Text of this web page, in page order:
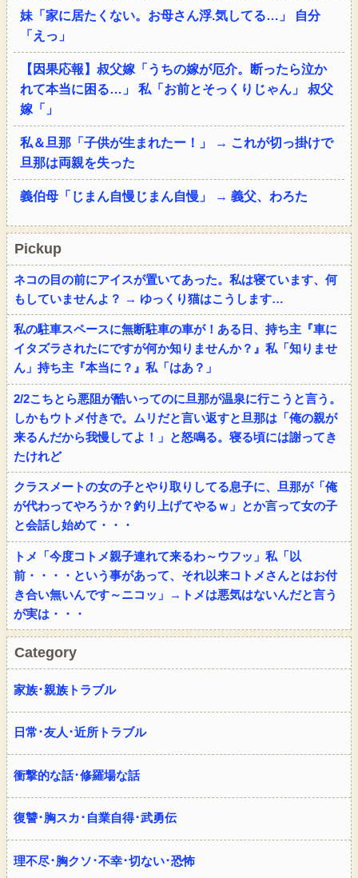
妹「家に居たくない。お母さん浮.気してる…」 自分
「えっ」
【因果応報】叔父嫁「うちの嫁が厄介。断ったら泣か
れて本当に困る…」 私「お前とそっくりじゃん」 叔父
嫁「」
私＆旦那「子供が生まれたー！」 → これが切っ掛けで
旦那は両親を失った
義伯母「じまん自慢じまん自慢」 → 義父、わろた
Pickup
ネコの目の前にアイスが置いてあった。私は寝ています、何
もしていませんよ？ → ゆっくり猫はこうします…
私の駐車スペースに無断駐車の車が！ある日、持ち主『車に
イタズラされたにですが何か知りませんか？』私「知りませ
ん」持ち主『本当に？』私「はあ？」
2/2こちとら悪阻が酷いってのに旦那が温泉に行こうと言う。
しかもウトメ付きで。ムリだと言い返すと旦那は「俺の親が
来るんだから我慢してよ！」と怒鳴る。寝る頃には謝ってき
たけれど
クラスメートの女の子とやり取りしてる息子に、旦那が「俺
が代わってやろうか？釣り上げてやるｗ」とか言って女の子
と会話し始めて・・・
トメ「今度コトメ親子連れて来るわ～ウフッ」私「以
前・・・・という事があって、それ以来コトメさんとはお付
き合い無いんです～ニコッ」→トメは悪気はないんだと言う
が実は・・・
Category
家族･親族トラブル
日常･友人･近所トラブル
衝撃的な話･修羅場な話
復讐･胸スカ･自業自得･武勇伝
理不尽･胸クソ･不幸･切ない･恐怖